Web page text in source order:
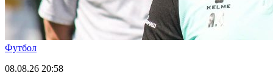
Футбол
08.08.26 20:58